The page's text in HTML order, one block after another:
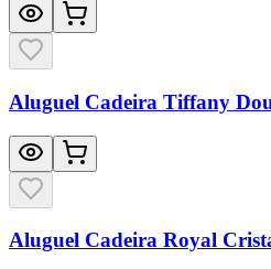
Aluguel Cadeira Tiffany
Aluguel Cadeira Royal